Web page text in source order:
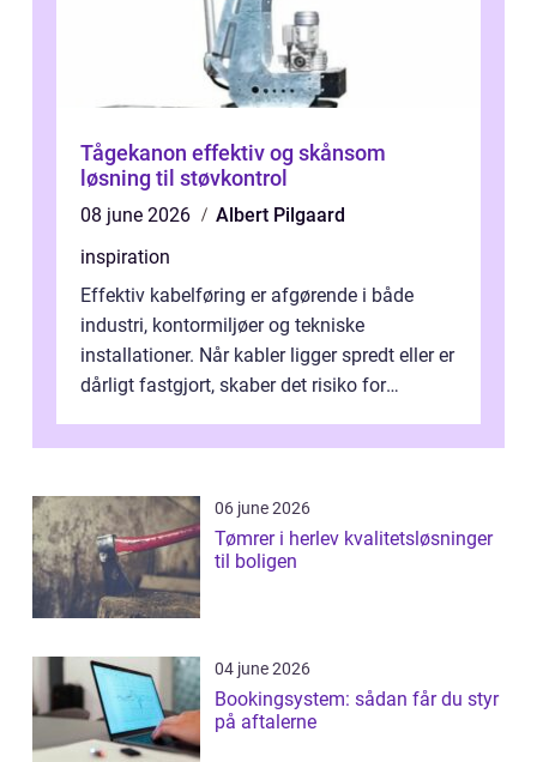
Tågekanon effektiv og skånsom
løsning til støvkontrol
08 june 2026
Albert Pilgaard
inspiration
Effektiv kabelføring er afgørende i både
industri, kontormiljøer og tekniske
installationer. Når kabler ligger spredt eller er
dårligt fastgjort, skaber det risiko for
06 june 2026
Tømrer i herlev kvalitetsløsninger
til boligen
04 june 2026
Bookingsystem: sådan får du styr
på aftalerne